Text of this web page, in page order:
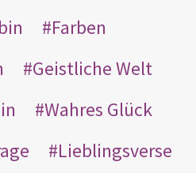
Farben
Geistliche Welt
Wahres Glück
Lieblingsverse